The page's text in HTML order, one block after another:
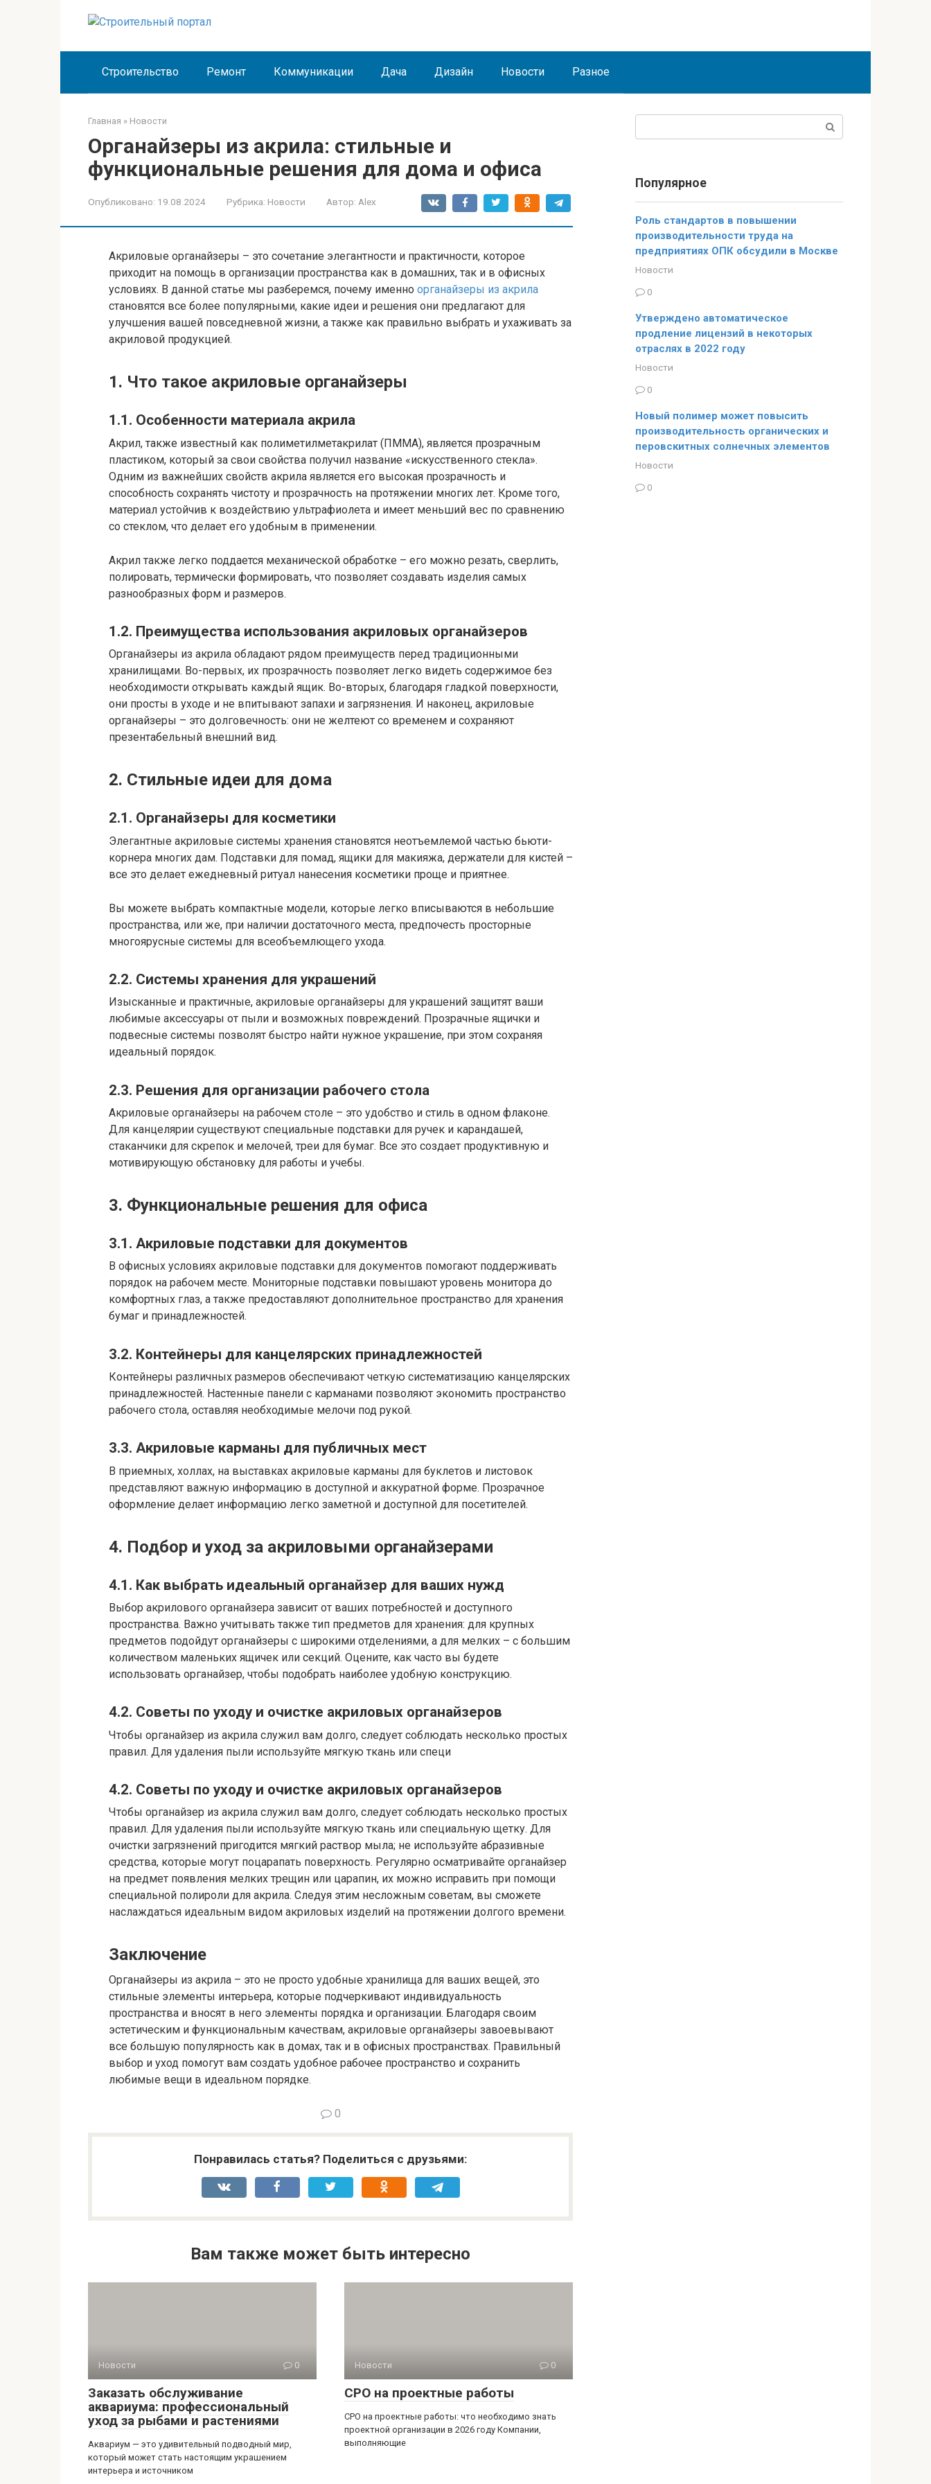
Строительство Ремонт Коммуникации Дача Дизайн Новости Разное
Главная » Новости
Органайзеры из акрила: стильные и
функциональные решения для дома и офиса
Опубликовано: 19.08.2024 Рубрика: Новости Автор: Alex
Акриловые органайзеры – это сочетание элегантности и практичности, которое
приходит на помощь в организации пространства как в домашних, так и в офисных
условиях. В данной статье мы разберемся, почему именно органайзеры из акрила
становятся все более популярными, какие идеи и решения они предлагают для
улучшения вашей повседневной жизни, а также как правильно выбрать и ухаживать за
акриловой продукцией.
1. Что такое акриловые органайзеры
1.1. Особенности материала акрила
Акрил, также известный как полиметилметакрилат (ПММА), является прозрачным
пластиком, который за свои свойства получил название «искусственного стекла».
Одним из важнейших свойств акрила является его высокая прозрачность и
способность сохранять чистоту и прозрачность на протяжении многих лет. Кроме того,
материал устойчив к воздействию ультрафиолета и имеет меньший вес по сравнению
со стеклом, что делает его удобным в применении.
Акрил также легко поддается механической обработке – его можно резать, сверлить,
полировать, термически формировать, что позволяет создавать изделия самых
разнообразных форм и размеров.
1.2. Преимущества использования акриловых органайзеров
Органайзеры из акрила обладают рядом преимуществ перед традиционными
хранилищами. Во-первых, их прозрачность позволяет легко видеть содержимое без
необходимости открывать каждый ящик. Во-вторых, благодаря гладкой поверхности,
они просты в уходе и не впитывают запахи и загрязнения. И наконец, акриловые
органайзеры – это долговечность: они не желтеют со временем и сохраняют
презентабельный внешний вид.
2. Стильные идеи для дома
2.1. Органайзеры для косметики
Элегантные акриловые системы хранения становятся неотъемлемой частью бьюти-
корнера многих дам. Подставки для помад, ящики для макияжа, держатели для кистей –
все это делает ежедневный ритуал нанесения косметики проще и приятнее.
Вы можете выбрать компактные модели, которые легко вписываются в небольшие
пространства, или же, при наличии достаточного места, предпочесть просторные
многоярусные системы для всеобъемлющего ухода.
2.2. Системы хранения для украшений
Изысканные и практичные, акриловые органайзеры для украшений защитят ваши
любимые аксессуары от пыли и возможных повреждений. Прозрачные ящички и
подвесные системы позволят быстро найти нужное украшение, при этом сохраняя
идеальный порядок.
2.3. Решения для организации рабочего стола
Акриловые органайзеры на рабочем столе – это удобство и стиль в одном флаконе.
Для канцелярии существуют специальные подставки для ручек и карандашей,
стаканчики для скрепок и мелочей, треи для бумаг. Все это создает продуктивную и
мотивирующую обстановку для работы и учебы.
3. Функциональные решения для офиса
3.1. Акриловые подставки для документов
В офисных условиях акриловые подставки для документов помогают поддерживать
порядок на рабочем месте. Мониторные подставки повышают уровень монитора до
комфортных глаз, а также предоставляют дополнительное пространство для хранения
бумаг и принадлежностей.
3.2. Контейнеры для канцелярских принадлежностей
Контейнеры различных размеров обеспечивают четкую систематизацию канцелярских
принадлежностей. Настенные панели с карманами позволяют экономить пространство
рабочего стола, оставляя необходимые мелочи под рукой.
3.3. Акриловые карманы для публичных мест
В приемных, холлах, на выставках акриловые карманы для буклетов и листовок
представляют важную информацию в доступной и аккуратной форме. Прозрачное
оформление делает информацию легко заметной и доступной для посетителей.
4. Подбор и уход за акриловыми органайзерами
4.1. Как выбрать идеальный органайзер для ваших нужд
Выбор акрилового органайзера зависит от ваших потребностей и доступного
пространства. Важно учитывать также тип предметов для хранения: для крупных
предметов подойдут органайзеры с широкими отделениями, а для мелких – с большим
количеством маленьких ящичек или секций. Оцените, как часто вы будете
использовать органайзер, чтобы подобрать наиболее удобную конструкцию.
4.2. Советы по уходу и очистке акриловых органайзеров
Чтобы органайзер из акрила служил вам долго, следует соблюдать несколько простых
правил. Для удаления пыли используйте мягкую ткань или специ
4.2. Советы по уходу и очистке акриловых органайзеров
Чтобы органайзер из акрила служил вам долго, следует соблюдать несколько простых
правил. Для удаления пыли используйте мягкую ткань или специальную щетку. Для
очистки загрязнений пригодится мягкий раствор мыла; не используйте абразивные
средства, которые могут поцарапать поверхность. Регулярно осматривайте органайзер
на предмет появления мелких трещин или царапин, их можно исправить при помощи
специальной полироли для акрила. Следуя этим несложным советам, вы сможете
наслаждаться идеальным видом акриловых изделий на протяжении долгого времени.
Заключение
Органайзеры из акрила – это не просто удобные хранилища для ваших вещей, это
стильные элементы интерьера, которые подчеркивают индивидуальность
пространства и вносят в него элементы порядка и организации. Благодаря своим
эстетическим и функциональным качествам, акриловые органайзеры завоевывают
все большую популярность как в домах, так и в офисных пространствах. Правильный
выбор и уход помогут вам создать удобное рабочее пространство и сохранить
любимые вещи в идеальном порядке.
0
Понравилась статья? Поделиться с друзьями:
Вам также может быть интересно
Новости 0
Заказать обслуживание
аквариума: профессиональный
уход за рыбами и растениями
Аквариум — это удивительный подводный мир,
который может стать настоящим украшением
интерьера и источником
Новости 0
СРО на проектные работы
СРО на проектные работы: что необходимо знать
проектной организации в 2026 году Компании,
выполняющие
Популярное
Роль стандартов в повышении
производительности труда на
предприятиях ОПК обсудили в Москве
Новости
0
Утверждено автоматическое
продление лицензий в некоторых
отраслях в 2022 году
Новости
0
Новый полимер может повысить
производительность органических и
перовскитных солнечных элементов
Новости
0